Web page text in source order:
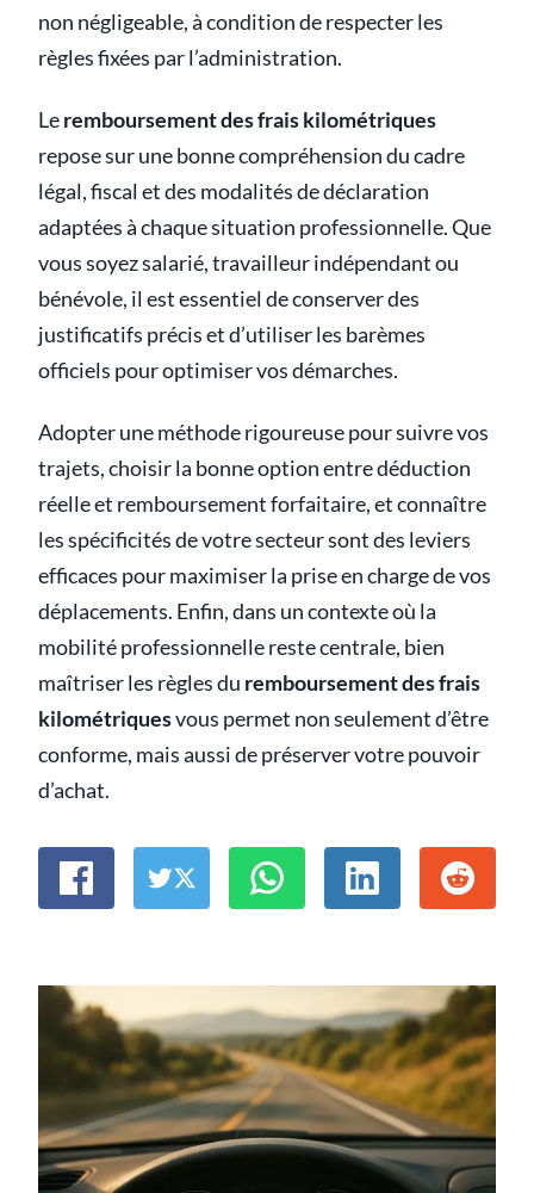
non négligeable, à condition de respecter les
règles fixées par l’administration.
Leremboursement des frais kilométriques
repose sur une bonne compréhension du cadre
légal, fiscal et des modalités de déclaration
adaptées à chaque situation professionnelle. Que
vous soyez salarié, travailleur indépendant ou
bénévole, il est essentiel de conserver des
justificatifs précis et d’utiliser les barèmes
officiels pour optimiser vos démarches.
Adopter une méthode rigoureuse pour suivre vos
trajets, choisir la bonne option entre déduction
réelle et remboursement forfaitaire, et connaître
les spécificités de votre secteur sont des leviers
efficaces pour maximiser la prise en charge de vos
déplacements. Enfin, dans un contexte où la
mobilité professionnelle reste centrale, bien
maîtriser les règles du remboursement des frais
kilométriquesvous permet non seulement d’être
conforme, mais aussi de préserver votre pouvoir
d’achat.